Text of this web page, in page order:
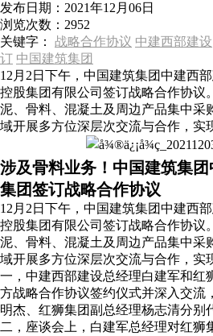
发布日期： 2021年12月06日
浏览次数： 2952
关键字： 战略合作协议 中建西部建设
订 中国建筑集团
12月2日下午，中国建筑集团中建西
控股集团有限公司签订战略合作协议
泥、骨料、混凝土及周边产品集中采
域开展多方位深层次交流与合作，实
涉及骨料业务！中国建筑集
集团签订战略合作协议
12月2日下午，中国建筑集团中建西
控股集团有限公司签订战略合作协议
泥、骨料、混凝土及周边产品集中采
域开展多方位深层次交流与合作，实
一，中建西部建设总经理白建军和红
方战略合作协议签约仪式并深入交流
明杰、红狮集团副总经理杨志清分别
二，座谈会上，白建军总经理对红狮